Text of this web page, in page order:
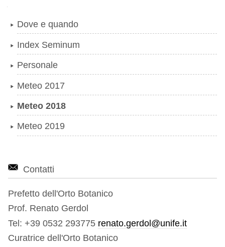
Dove e quando
Index Seminum
Personale
Meteo 2017
Meteo 2018
Meteo 2019
Contatti
Prefetto dell'Orto Botanico
Prof. Renato Gerdol
Tel: +39 0532 293775 renato.gerdol@unife.it
Curatrice dell'Orto Botanico